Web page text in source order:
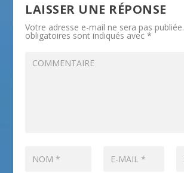
LAISSER UNE RÉPONSE
Votre adresse e-mail ne sera pas publiée.
obligatoires sont indiqués avec*